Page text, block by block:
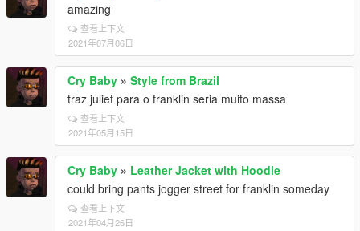
amazing
查看上下文
2021年07月06日
Cry Baby » Style from Brazil
traz juliet para o franklin seria muito massa
查看上下文
2021年05月15日
Cry Baby » Leather Jacket with Hoodie
could bring pants jogger street for franklin someday
查看上下文
2021年04月26日